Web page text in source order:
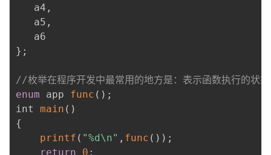
   a4
,
   a5
,
} ;
//枚举在程序开发中最常用的地方是：表示函数执行的状
enum app func ( ) ;
int main ( )
{
printf ( "%d\n" , func ( ) ) ;
return
0 ;